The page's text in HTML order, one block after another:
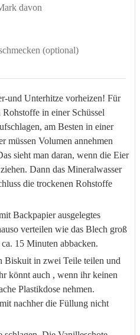
davon
(optional)
und Unterhitze vorheizen! Für
in einer Schüssel
am Besten in einer
müssen Volumen annehmen
sieht man daran, wenn die Eier
Dann das Mineralwasser
die trockenen Rohstoffe
Backpapier ausgelegtes
verteilen wie das Blech groß
15 Minuten abbacken.
Biskuit in zwei Teile teilen und
könnt auch , wenn ihr keinen
Plastikdose nehmen.
nachher die Füllung nicht